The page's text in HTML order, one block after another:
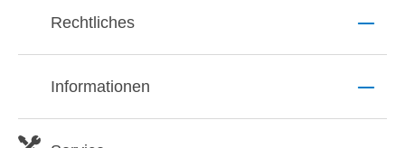
Rechtliches
Informationen